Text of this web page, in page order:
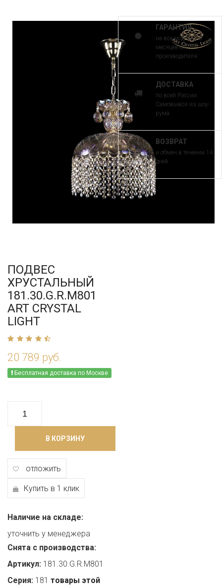
ПОДВЕС
ХРУСТАЛЬНЫЙ
181.30.G.R.M801
ART CRYSTAL
LIGHT
20 789 руб.
Бесплатная доставка по Москве
В КОРЗИНУ
отложить
Купить в 1 клик
Наличие на складе:
уточнить у менеджера
Снята с производства:
Артикул: 181.30.G.R.M801
Серия: 181 товары этой
ГАРАНТИЯ
на все модели 30
месяцев от
производителя
ДОСТАВКА
по всей России.
Самовывоз из шоу-
рума
ВОЗВРАТ
и обмен в течении 14
дней